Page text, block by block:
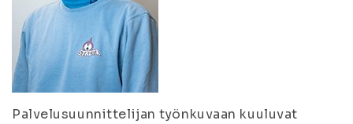
Palvelusuunnittelijan työnkuvaan kuuluvat